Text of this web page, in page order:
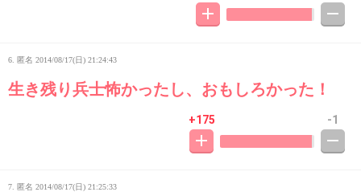
6. 匿名 2014/08/17(日) 21:24:43
生き残り兵士怖かったし、おもしろかった！
+175 -1
7. 匿名 2014/08/17(日) 21:25:33